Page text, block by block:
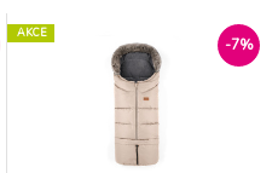
model kočárku, bez ohledu na
to, zda se jedná o kočárek s
pevnou rukojetí nebo golfový
kočárek se samostatnými
rukojeťmi. Kromě toho
voděodolná ú
AKCE
-7%